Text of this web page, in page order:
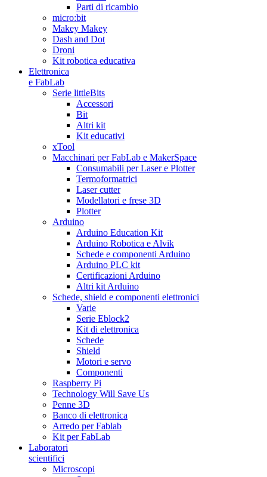
Parti di ricambio
micro:bit
Makey Makey
Dash and Dot
Droni
Kit robotica educativa
Elettronica
e FabLab
Serie littleBits
Accessori
Bit
Altri kit
Kit educativi
xTool
Macchinari per FabLab e MakerSpace
Consumabili per Laser e Plotter
Termoformatrici
Laser cutter
Modellatori e frese 3D
Plotter
Arduino
Arduino Education Kit
Arduino Robotica e Alvik
Schede e componenti Arduino
Arduino PLC kit
Certificazioni Arduino
Altri kit Arduino
Schede, shield e componenti elettronici
Varie
Serie Eblock2
Kit di elettronica
Schede
Shield
Motori e servo
Componenti
Raspberry Pi
Technology Will Save Us
Penne 3D
Banco di elettronica
Arredo per Fablab
Kit per FabLab
Laboratori
scientifici
Microscopi